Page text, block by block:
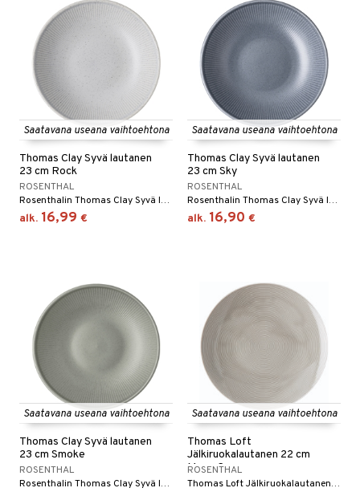
Saatavana useana vaihtoehtona
Thomas Clay Syvä lautanen
23 cm Rock
ROSENTHAL
Rosenthalin Thomas Clay Syvä lautanen 23 cm on kivikeraaminen lautanen vekitetyllä kuviolla lautasen yläosasta keskelle. Saatavana useita eri värejä.
alk. 16,99 €
Saatavana useana vaihtoehtona
Thomas Clay Syvä lautanen
23 cm Sky
ROSENTHAL
Rosenthalin Thomas Clay Syvä lautanen 23 cm on kivikeraaminen lautanen vekitetyllä kuviolla lautasen yläosasta keskelle. Saatavana useita eri värejä.
alk. 16,90 €
Saatavana useana vaihtoehtona
Thomas Clay Syvä lautanen
23 cm Smoke
ROSENTHAL
Rosenthalin Thomas Clay Syvä lautanen 23 cm on kivikeraaminen lautanen vekitetyllä kuviolla lautasen yläosasta keskelle. Saatavana useita eri värejä.
Saatavana useana vaihtoehtona
Thomas Loft
Jälkiruokalautanen 22 cm
Moon Grey
ROSENTHAL
Thomas Loft Jälkiruokalautanen 22 cm on tyylikäs ja ajaton lautanen, joka sopii täydellisesti suosikkijälkiruokiesi tarjoiluun.